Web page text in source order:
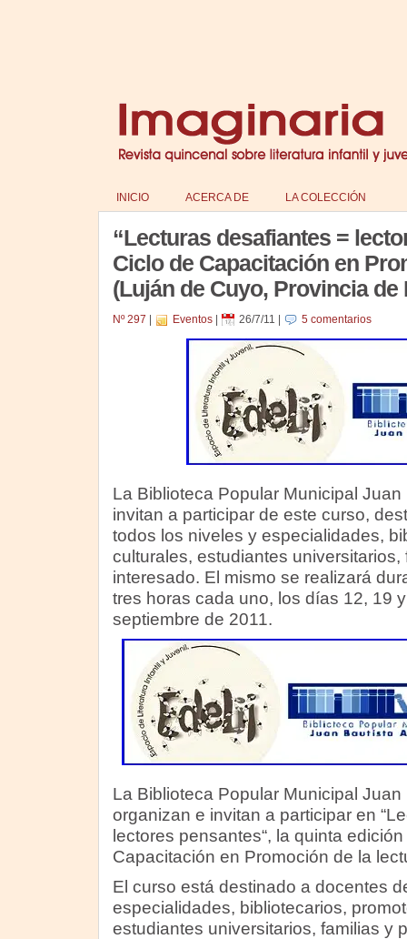
INICIO ACERCA DE LA COLECCIÓN
“Lecturas desafiantes =
Ciclo de Capacitación en
(Luján de Cuyo, Provincia de
Nº 297 Eventos| 26/7/11 5 comentarios
La Biblioteca Popular Municipal
invitan a participar de este curso,
todos los niveles y especialidades,
culturales, estudiantes universitarios,
interesado. El mismo se realizará
tres horas cada uno, los días 12, 19
septiembre de 2011.
La Biblioteca Popular Municipal
organizan e invitan a participar en
lectores pensantes“, la quinta
Capacitación en Promoción de la
El curso está destinado a docentes
especialidades, bibliotecarios,
estudiantes universitarios, familias y